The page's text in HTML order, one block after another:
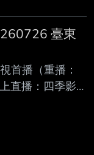
枕 頭 狼者榮耀
、2賽段將進行
果，來獲得個
照玩家的遊戲
應數量的狼人
臺東
首播（重播：
播：四季影